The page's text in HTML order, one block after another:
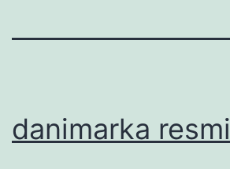
danimarka resmi